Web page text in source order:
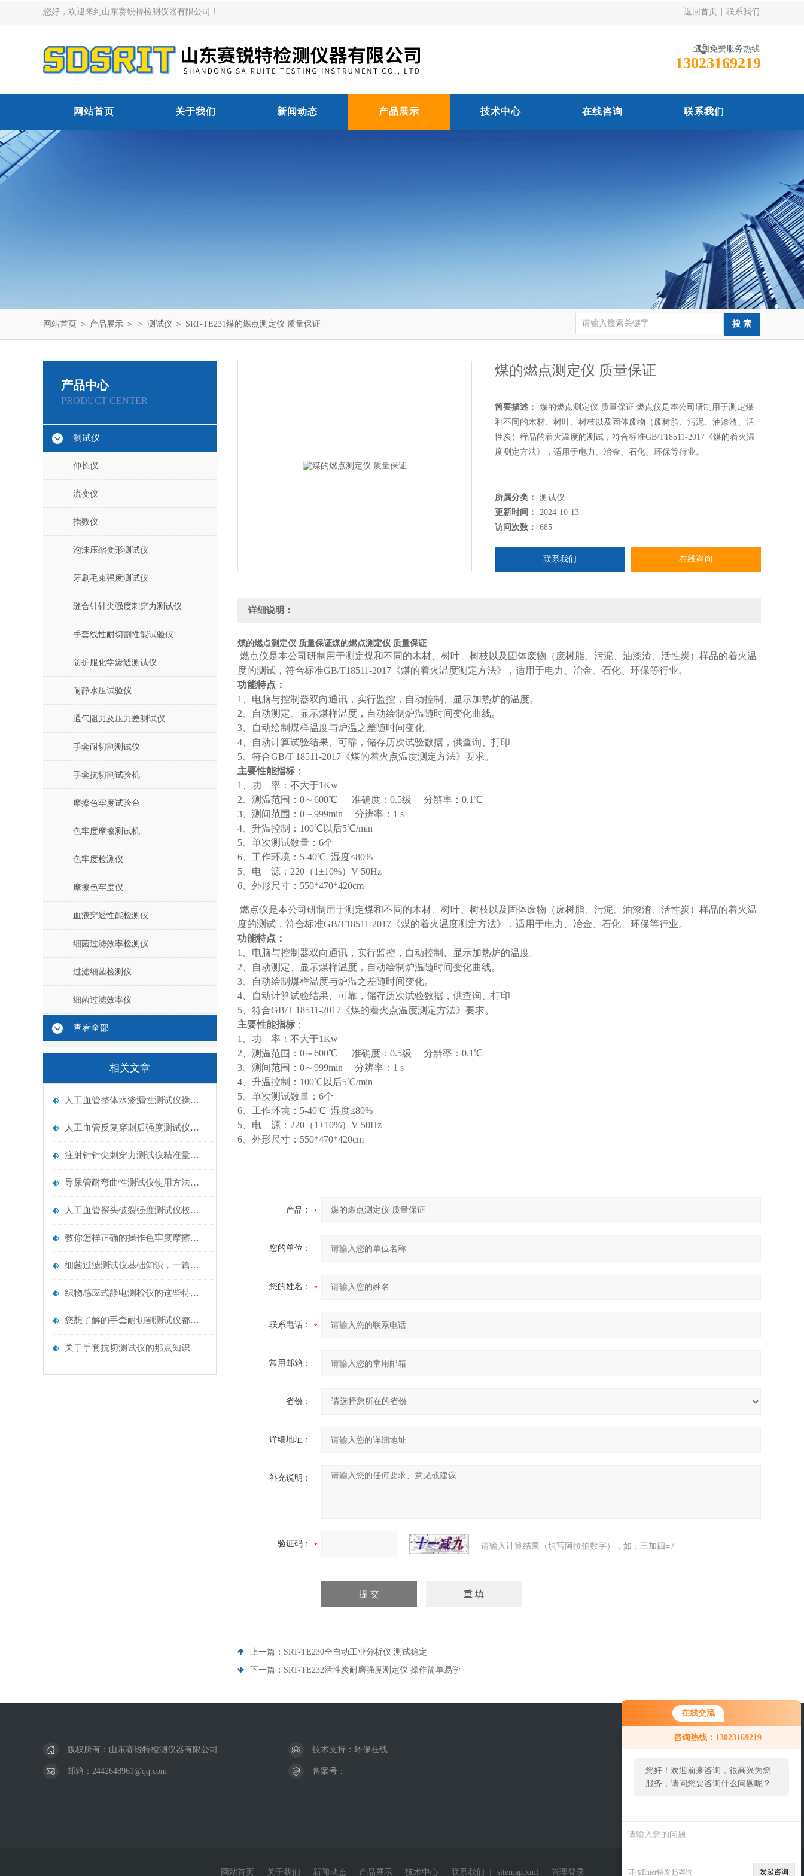
在线交流
咨询热线：13023169219
您好！欢迎前来咨询，很高兴为您
服务，请问您要咨询什么问题呢？
了需求产品，您可以直接在线与我
联系！
可按Enter键发起咨询 发起咨询
您好，欢迎来到山东赛锐特检测仪器有限公司！ 返回首页 联系我们
全国免费服务热线
13023169219
网站首页 关于我们 新闻动态 产品展示 技术中心 在线咨询 联系我们
网站首页 ＞ 产品展示 ＞ ＞ 测试仪 ＞ SRT-TE231煤的燃点测定仪 质量保证
产品中心
PRODUCT CENTER
测试仪
伸长仪
流变仪
指数仪
泡沫压缩变形测试仪
牙刷毛束强度测试仪
缝合针针尖强度刺穿力测试仪
手套线性耐切割性能试验仪
防护服化学渗透测试仪
耐静水压试验仪
通气阻力及压力差测试仪
手套耐切割测试仪
手套抗切割试验机
摩擦色牢度试验台
色牢度摩擦测试机
色牢度检测仪
摩擦色牢度仪
血液穿透性能检测仪
细菌过滤效率检测仪
过滤细菌检测仪
细菌过滤效率仪
查看全部
相关文章
人工血管整体水渗漏性测试仪操作中最容易出错的步骤
人工血管反复穿刺后强度测试仪是什么？透析患者的“生命管“质量靠它把关！
注射针针尖刺穿力测试仪精准量化针尖锋利度，构筑临床安全防线
导尿管耐弯曲性测试仪使用方法与操作规范
人工血管探头破裂强度测试仪校准规范：精准赋能医疗安全的技术基准
教你怎样正确的操作色牢度摩擦测试机
细菌过滤测试仪基础知识，一篇搞定
织物感应式静电测检仪的这些特点很少有人都知道
您想了解的手套耐切割测试仪都在这里了
关于手套抗切测试仪的那点知识
煤的燃点测定仪 质量保证
简要描述：
煤的燃点测定仪 质量保证 燃点仪是本公司研制用于测定煤
和不同的木材、树叶、树枝以及固体废物（废树脂、污泥、油漆渣、活
性炭）样品的着火温度的测试，符合标准GB/T18511-2017《煤的着火温
度测定方法》，适用于电力、冶金、石化、环保等行业。
所属分类：
测试仪
更新时间：
2024-10-13
访问次数：
685
联系我们 在线咨询
详细说明：
煤的燃点测定仪 质量保证煤的燃点测定仪 质量保证
燃点仪是本公司研制用于测定煤和不同的木材、树叶、树枝以及固体废物（废树脂、污泥、油漆渣、活性炭）样品的着火温
度的测试，符合标准GB/T18511-2017《煤的着火温度测定方法》，适用于电力、冶金、石化、环保等行业。
功能特点：
1、电脑与控制器双向通讯，实行监控，自动控制、显示加热炉的温度。
2、自动测定、显示煤样温度，自动绘制炉温随时间变化曲线。
3、自动绘制煤样温度与炉温之差随时间变化。
4、自动计算试验结果、可靠，储存历次试验数据，供查询、打印
5、符合GB/T 18511-2017《煤的着火点温度测定方法》要求。
主要性能指标 ：
1、功 率：不大于1Kw
2、测温范围：0～600℃ 准确度：0.5级 分辨率：0.1℃
3、测间范围：0～999min 分辨率：1 s
4、升温控制：100℃以后5℃/min
5、单次测试数量：6个
6、工作环境：5-40℃ 湿度≤80%
5、电 源：220（1±10%）V 50Hz
6、外形尺寸：550*470*420cm
燃点仪是本公司研制用于测定煤和不同的木材、树叶、树枝以及固体废物（废树脂、污泥、油漆渣、活性炭）样品的着火温
度的测试，符合标准GB/T18511-2017《煤的着火温度测定方法》，适用于电力、冶金、石化、环保等行业。
功能特点：
1、电脑与控制器双向通讯，实行监控，自动控制、显示加热炉的温度。
2、自动测定、显示煤样温度，自动绘制炉温随时间变化曲线。
3、自动绘制煤样温度与炉温之差随时间变化。
4、自动计算试验结果、可靠，储存历次试验数据，供查询、打印
5、符合GB/T 18511-2017《煤的着火点温度测定方法》要求。
主要性能指标 ：
1、功 率：不大于1Kw
2、测温范围：0～600℃ 准确度：0.5级 分辨率：0.1℃
3、测间范围：0～999min 分辨率：1 s
4、升温控制：100℃以后5℃/min
5、单次测试数量：6个
6、工作环境：5-40℃ 湿度≤80%
5、电 源：220（1±10%）V 50Hz
6、外形尺寸：550*470*420cm
产品：
您的单位：
您的姓名：
联系电话：
常用邮箱：
省份：
详细地址：
补充说明：
验证码： 请输入计算结果（填写阿拉伯数字），如：三加四=7
上一篇： SRT-TE230全自动工业分析仪 测试稳定
下一篇： SRT-TE232活性炭耐磨强度测定仪 操作简单易学
版权所有：山东赛锐特检测仪器有限公司 技术支持： 环保在线
邮箱：2442648961@qq.com 备案号：
网站首页 关于我们 新闻动态 产品展示 技术中心 联系我们 sitemap.xml 管理登录